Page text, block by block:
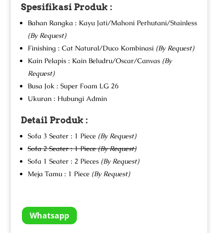
Spesifikasi Produk :
Bahan Rangka : Kayu Jati/Mahoni Perhutani/Stainless
(By Request)
Finishing : Cat Natural/Duco Kombinasi (By Request)
Kain Pelapis : Kain Beludru/Oscar/Canvas (By
Request)
Busa Jok : Super Foam LG 26
Ukuran : Hubungi Admin
Detail Produk :
Sofa 3 Seater : 1 Piece (By Request)
Sofa 2 Seater : 1 Piece(By Request)
Sofa 1 Seater : 2 Pieces (By Request)
Meja Tamu : 1 Piece (By Request)
Whatsapp